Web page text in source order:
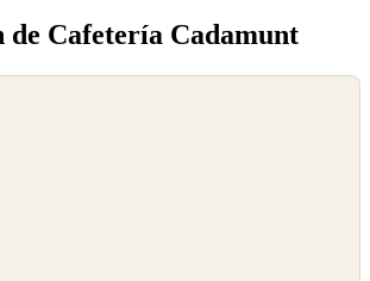
de Cafetería Cadamunt